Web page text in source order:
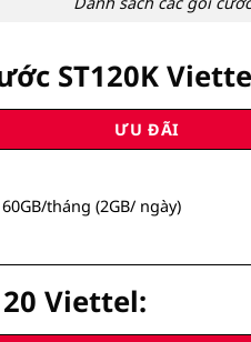
ST120K
ƯU ĐÃI
tháng (2GB/ ngày)
Viettel: